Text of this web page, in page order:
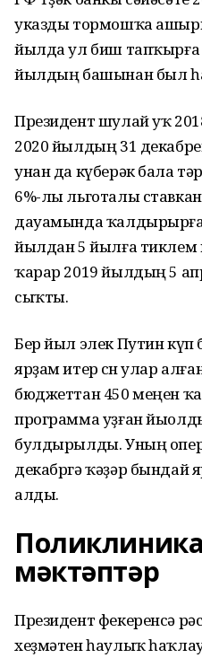
указды тормошҡа
йылда ул биш тапҡырға
йылдың башынан был
Президент шулай уҡ
2020 йылдың 31
унан да күберәк бала
6%-лы льготалы
дауамында ҡалдырырға
йылдан 5 йылға тиклем
ҡарар 2019 йылдың 5
сыҡты.
Бер йыл элек Путин күп
ярҙам итер өсөн улар
бюджеттан 450 меңен
программа уҙған
булдырылды. Уның
декабргә ҡәҙәр бындай
алды.
мәктәптәр
Президент фекеренсә
хеҙмәтен һаулыҡ